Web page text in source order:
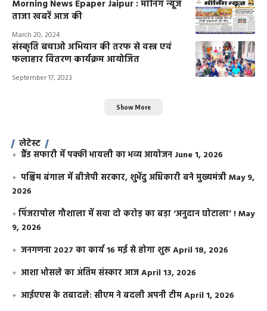
Morning News Epaper Jaipur : मॉर्निंग न्यूज
ताजा खबरें आज की
March 20, 2024
संस्कृति बचाओ अभियान की तरफ से वस्त्र एवं
फलाहार वितरण कार्यक्रम आयोजित
September 17, 2023
Show More
लेटेस्ट
ग्रैंड सफारी में पक्की भायली का भव्य आयोजन June 1, 2026
पश्चिम बंगाल में बीजेपी सरकार, शुभेंदु अधिकारी बने मुख्यमंत्रीMay 9,
2026
​पिंजरापोल गौशाला में सवा दो करोड़ का बड़ा ‘अनुदान घोटाला’ !May
9, 2026
जनगणना 2027 का कार्य 16 मई से होगा शुरूApril 18, 2026
आशा भोसले का अंतिम संस्कार आजApril 13, 2026
आईएएस के तबादले: सीएम ने बदली अपनी टीमApril 1, 2026